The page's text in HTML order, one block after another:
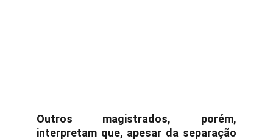
Outros magistrados, porém,
interpretam que, apesar da separação